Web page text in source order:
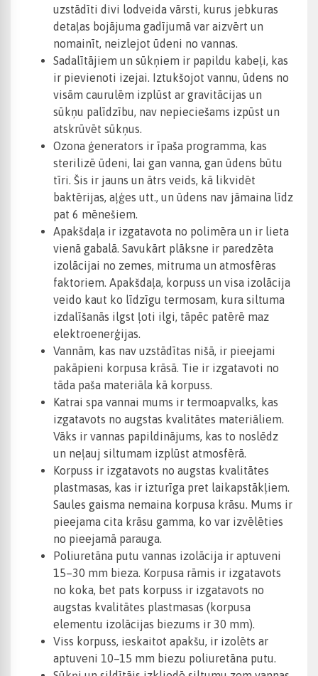
uzstādīti divi lodveida vārsti, kurus jebkuras
detaļas bojājuma gadījumā var aizvērt un
nomainīt, neizlejot ūdeni no vannas.
Sadalītājiem un sūkņiem ir papildu kabeļi, kas
ir pievienoti izejai. Iztukšojot vannu, ūdens no
visām caurulēm izplūst ar gravitācijas un
sūkņu palīdzību, nav nepieciešams izpūst un
atskrūvēt sūkņus.
Ozona ģenerators ir īpaša programma, kas
sterilizē ūdeni, lai gan vanna, gan ūdens būtu
tīri. Šis ir jauns un ātrs veids, kā likvidēt
baktērijas, aļģes utt., un ūdens nav jāmaina līdz
pat 6 mēnešiem.
Apakšdaļa ir izgatavota no polimēra un ir lieta
vienā gabalā. Savukārt plāksne ir paredzēta
izolācijai no zemes, mitruma un atmosfēras
faktoriem. Apakšdaļa, korpuss un visa izolācija
veido kaut ko līdzīgu termosam, kura siltuma
izdalīšanās ilgst ļoti ilgi, tāpēc patērē maz
elektroenerģijas.
Vannām, kas nav uzstādītas nišā, ir pieejami
pakāpieni korpusa krāsā. Tie ir izgatavoti no
tāda paša materiāla kā korpuss.
Katrai spa vannai mums ir termoapvalks, kas
izgatavots no augstas kvalitātes materiāliem.
Vāks ir vannas papildinājums, kas to noslēdz
un neļauj siltumam izplūst atmosfērā.
Korpuss ir izgatavots no augstas kvalitātes
plastmasas, kas ir izturīga pret laikapstākļiem.
Saules gaisma nemaina korpusa krāsu. Mums ir
pieejama cita krāsu gamma, ko var izvēlēties
no pieejamā parauga.
Poliuretāna putu vannas izolācija ir aptuveni
15–30 mm bieza. Korpusa rāmis ir izgatavots
no koka, bet pats korpuss ir izgatavots no
augstas kvalitātes plastmasas (korpusa
elementu izolācijas biezums ir 30 mm).
Viss korpuss, ieskaitot apakšu, ir izolēts ar
aptuveni 10–15 mm biezu poliuretāna putu.